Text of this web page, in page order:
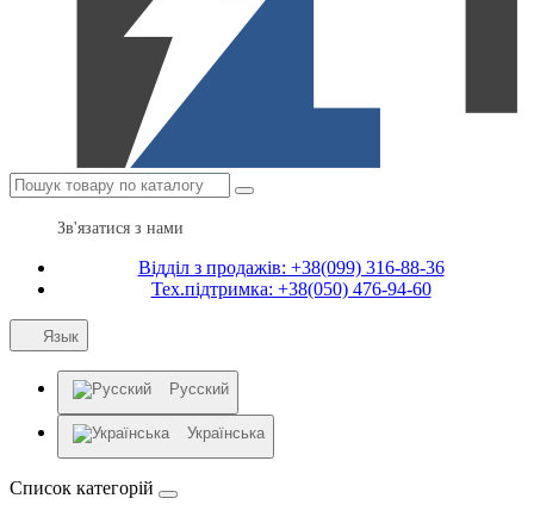
Зв'язатися з нами
Відділ з продажів: +38(099) 316-88-36
Тех.підтримка: +38(050) 476-94-60
Язык
Русский
Українська
Список категорій